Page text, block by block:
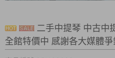
二手中提琴 中古中
全館特價中 感謝各大媒體